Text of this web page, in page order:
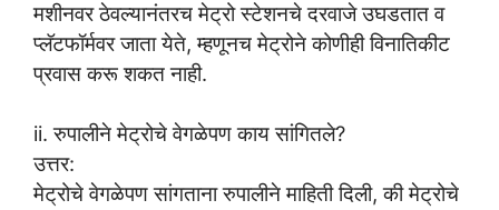
मशीनवर ठेवल्यानंतरच मेट्रो स्टेशनचे दरवाजे उघडतात व
प्लॅटफॉर्मवर जाता येते, म्हणूनच मेट्रोने कोणीही विनातिकीट
प्रवास करू शकत नाही.
ii. रुपालीने मेट्रोचे वेगळेपण काय सांगितले?
उत्तर:
मेट्रोचे वेगळेपण सांगताना रुपालीने माहिती दिली, की मेट्रोचे